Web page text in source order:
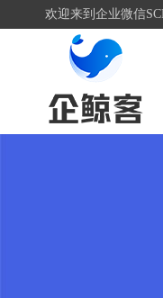
欢迎来到企业微信